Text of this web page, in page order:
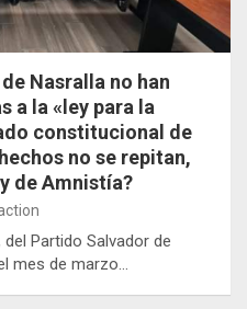
Nasralla no han
a la «ley para la
constitucional de
no se repitan,
de Amnistía?
Partido Salvador de
mes de marzo…